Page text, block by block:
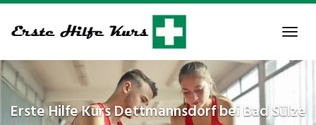
to
content
Erste Hilfe KursDettmannsdorf bei Bad Sülze